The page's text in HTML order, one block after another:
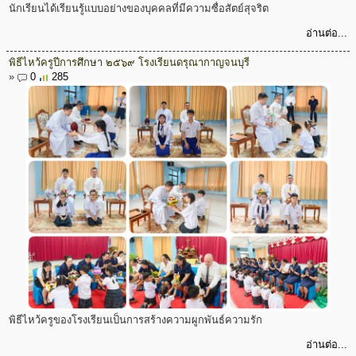
นักเรียนได้เรียนรู้แบบอย่างของบุคคลที่มีความซื่อสัตย์สุจริต
อ่านต่อ...
พิธีไหว้ครูปีการศึกษา ๒๕๖๙ โรงเรียนดรุณากาญจนบุรี
»
0 285
พิธีไหว้ครูของโรงเรียนเป็นการสร้างความผูกพันธ์ความรัก
อ่านต่อ...